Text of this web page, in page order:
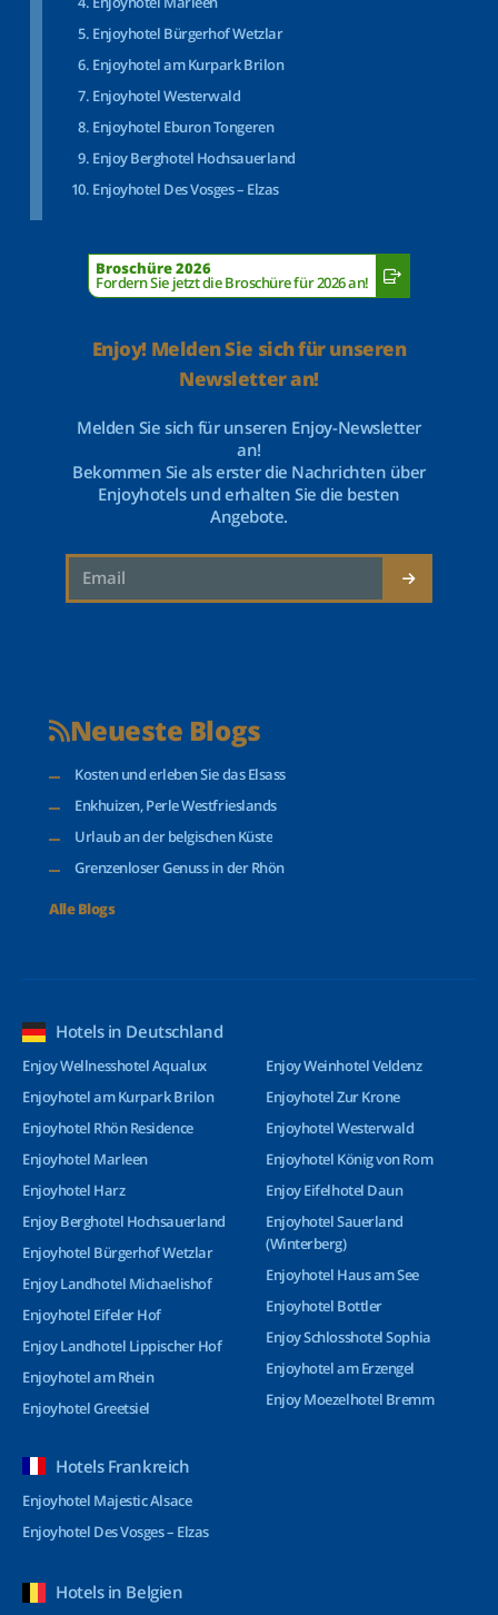
Enjoyhotel Bürgerhof Wetzlar
Enjoyhotel am Kurpark Brilon
Enjoyhotel Westerwald
Enjoyhotel Eburon Tongeren
Enjoy Berghotel Hochsauerland
Enjoyhotel Des Vosges – Elzas
Broschüre 2026
Fordern Sie jetzt die Broschüre für 2026 an!
Enjoy! Melden Sie sich für unseren
Newsletter an!
Melden Sie sich für unseren Enjoy-Newsletter
an!
Bekommen Sie als erster die Nachrichten über
Enjoyhotels und erhalten Sie die besten
Angebote.
Neueste Blogs
Kosten und erleben Sie das Elsass
Enkhuizen, Perle Westfrieslands
Urlaub an der belgischen Küste
Grenzenloser Genuss in der Rhön
Alle Blogs
Hotels in Deutschland
Enjoy Wellnesshotel Aqualux
Enjoyhotel am Kurpark Brilon
Enjoyhotel Rhön Residence
Enjoyhotel Marleen
Enjoyhotel Harz
Enjoy Berghotel Hochsauerland
Enjoyhotel Bürgerhof Wetzlar
Enjoy Landhotel Michaelishof
Enjoyhotel Eifeler Hof
Enjoy Landhotel Lippischer Hof
Enjoyhotel am Rhein
Enjoyhotel Greetsiel
Enjoy Weinhotel Veldenz
Enjoyhotel Zur Krone
Enjoyhotel Westerwald
Enjoyhotel König von Rom
Enjoy Eifelhotel Daun
Enjoyhotel Sauerland
(Winterberg)
Enjoyhotel Haus am See
Enjoyhotel Bottler
Enjoy Schlosshotel Sophia
Enjoyhotel am Erzengel
Enjoy Moezelhotel Bremm
Hotels Frankreich
Enjoyhotel Majestic Alsace
Enjoyhotel Des Vosges – Elzas
Hotels in Belgien